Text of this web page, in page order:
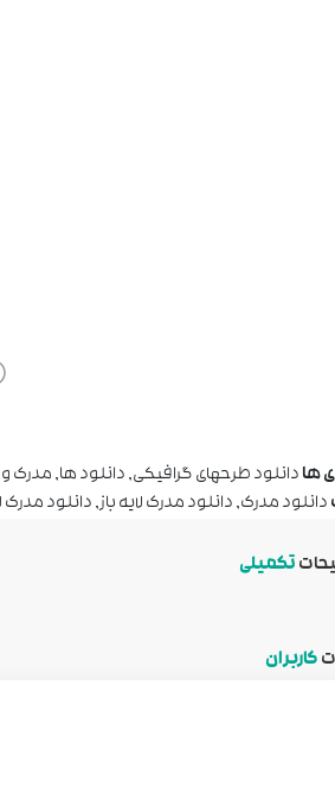
هادانلود طرحهای گرافیکی,دانلود ها,مدرک
دانلود مدرک,دانلود مدرک لایه باز,دانلود مدرک
تکمیلی
کاربران